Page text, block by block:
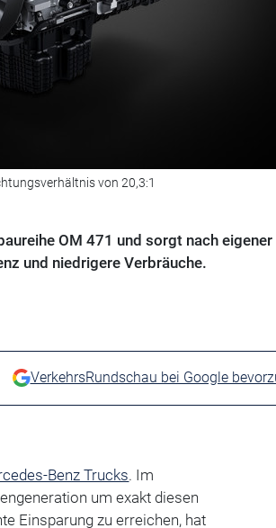
von 20,3:1
OM 471 und sorgt nach eigener
und niedrigere Verbräuche.
VerkehrsRundschau bei Google
Benz Trucks. Im
um exakt diesen
Einsparung zu erreichen, hat